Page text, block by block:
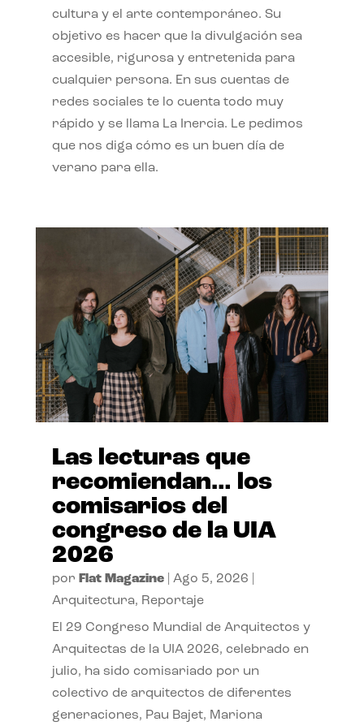
cultura y el arte contemporáneo. Su
objetivo es hacer que la divulgación sea
accesible, rigurosa y entretenida para
cualquier persona. En sus cuentas de
redes sociales te lo cuenta todo muy
rápido y se llama La Inercia. Le pedimos
que nos diga cómo es un buen día de
verano para ella.
Las lecturas que
recomiendan… los
comisarios del
congreso de la UIA
2026
por Flat Magazine| Ago 5, 2026
Arquitectura, Reportaje
El 29 Congreso Mundial de Arquitectos y
Arquitectas de la UIA 2026, celebrado en
julio, ha sido comisariado por un
colectivo de arquitectos de diferentes
generaciones, Pau Bajet, Mariona